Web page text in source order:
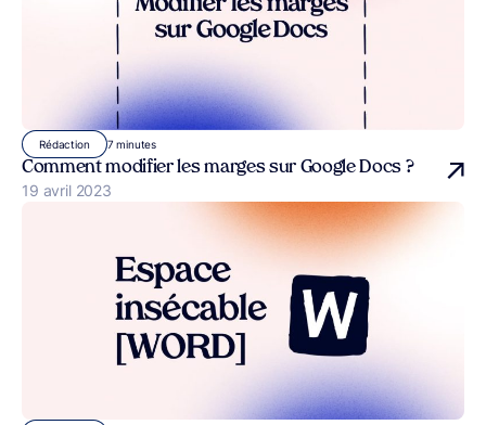
Rédaction 7 minutes
Comment modifier les marges sur Google Docs ?
Publié le
19 avril 2023